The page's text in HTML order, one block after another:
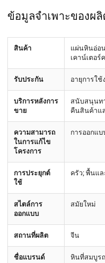
ข้อมูลจำเพาะของผ
สินค้า
แผ่นหินอ่อ
เคาน์เตอร์
รับประกัน อายุการใช้
บริการหลังการ
ขาย
สนับสนุนท
คืนสินค้าแ
ความสามารถ
ในการแก้ไข
โครงการ
การออกแ
การประยุกต์
ใช้
ครัว; พื้นแล
สไตล์การ
ออกแบบ
สมัยใหม่
สถานที่ผลิต จีน
ชื่อแบรนด์ หินที่สมบูร